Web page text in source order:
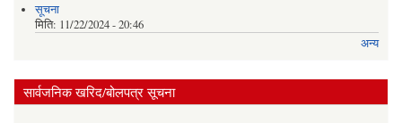
सूचना
मिति: 11/22/2024 - 20:46
अन्य
सार्वजनिक खरिद/बोलपत्र सूचना